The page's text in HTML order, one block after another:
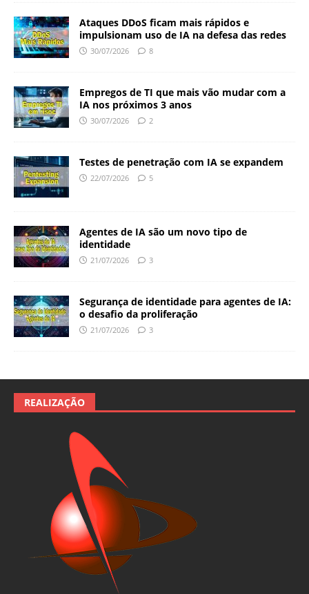
Ataques DDoS ficam mais rápidos e
impulsionam uso de IA na defesa das redes
30/07/2026 8
Empregos de TI que mais vão mudar com a
IA nos próximos 3 anos
30/07/2026 2
Testes de penetração com IA se expandem
22/07/2026 5
Agentes de IA são um novo tipo de
identidade
21/07/2026 3
Segurança de identidade para agentes de IA:
o desafio da proliferação
21/07/2026 3
REALIZAÇÃO